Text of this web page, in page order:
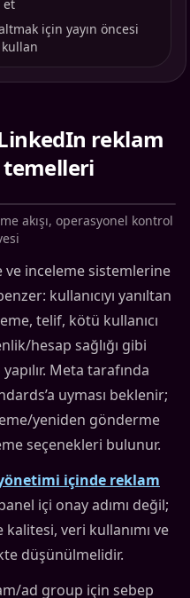
et
için yayın öncesi
reklam
akışı, operasyonel kontrol
inceleme sistemlerine
kullanıcıyı yanıltan
telif, kötü kullanıcı
hesap sağlığı gibi
Meta tarafında
uyması beklenir;
yeniden gönderme
seçenekleri bulunur.
içinde reklam
içi onay adımı değil;
veri kullanımı ve
düşünülmelidir.
ad group için sebep